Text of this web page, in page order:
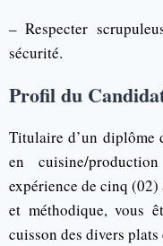
– Respecter
sécurité.
Profil du
Titulaire d’un diplôme
en cuisine/
expérience de cinq
et méthodique, vous
cuisson des divers